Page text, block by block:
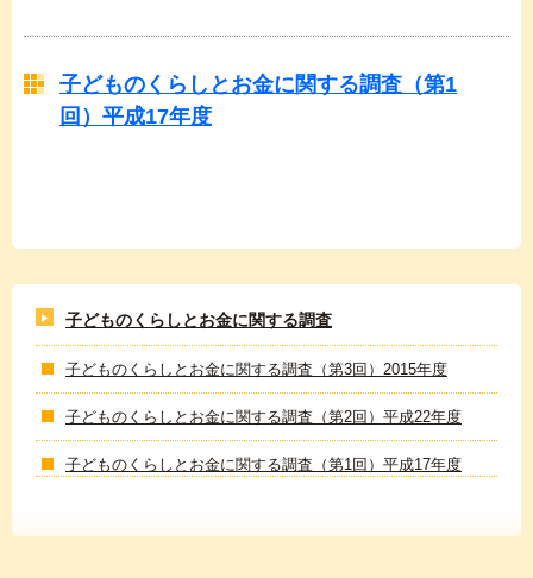
子どものくらしとお金に関する調査（第1
回）平成17年度
子どものくらしとお金に関する調査
子どものくらしとお金に関する調査（第3回）2015年度
子どものくらしとお金に関する調査（第2回）平成22年度
子どものくらしとお金に関する調査（第1回）平成17年度